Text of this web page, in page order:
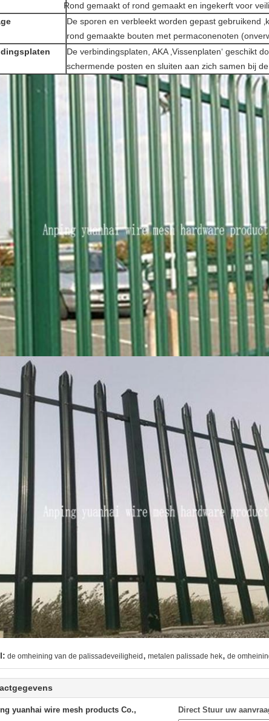
Rond gemaakt of rond gemaakt en ingekerft voor
De sporen en verbleekt worden gepast gebruikend
rond gemaakte bouten met permaconenoten
De verbindingsplaten, AKA ‚Vissenplaten‘ geschikt
schermende posten en sluiten aan zich samen bij de
de omheining van de palissadeveiligheid , metalen palissade hek, de
yuanhai wire mesh products Co.,
Direct Stuur uw